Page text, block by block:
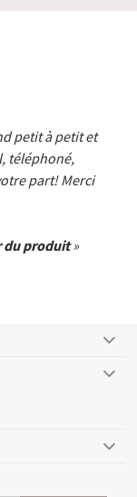
petit à petit et
téléphoné,
part! Merci
du produit